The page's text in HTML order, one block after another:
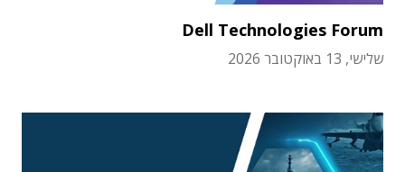
Dell Technologies Forum
שלישי, 13 באוקטובר 2026